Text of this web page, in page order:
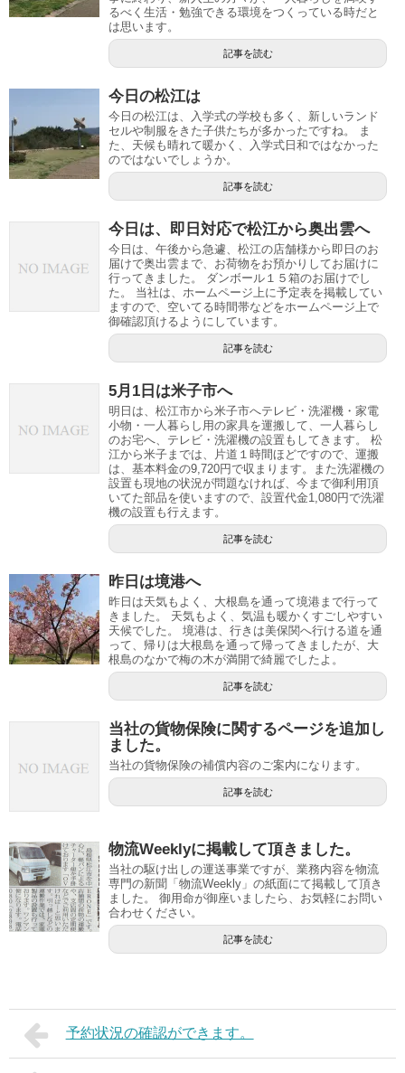
るべく生活・勉強できる環境をつくっている時だと
は思います。
記事を読む
今日の松江は
今日の松江は、入学式の学校も多く、新しいランド
セルや制服をきた子供たちが多かったですね。 ま
た、天候も晴れて暖かく、入学式日和ではなかった
のではないでしょうか。
記事を読む
今日は、即日対応で松江から奥出雲へ
今日は、午後から急遽、松江の店舗様から即日のお
届けで奥出雲まで、お荷物をお預かりしてお届けに
行ってきました。 ダンボール１５箱のお届けでし
た。 当社は、ホームページ上に予定表を掲載してい
ますので、空いてる時間帯などをホームページ上で
御確認頂けるようにしています。
記事を読む
5月1日は米子市へ
明日は、松江市から米子市へテレビ・洗濯機・家電
小物・一人暮らし用の家具を運搬して、一人暮らし
のお宅へ、テレビ・洗濯機の設置もしてきます。 松
江から米子までは、片道１時間ほどですので、運搬
は、基本料金の9,720円で収まります。また洗濯機の
設置も現地の状況が問題なければ、今まで御利用頂
いてた部品を使いますので、設置代金1,080円で洗濯
機の設置も行えます。
記事を読む
昨日は境港へ
昨日は天気もよく、大根島を通って境港まで行って
きました。 天気もよく、気温も暖かくすごしやすい
天候でした。 境港は、行きは美保関へ行ける道を通
って、帰りは大根島を通って帰ってきましたが、大
根島のなかで梅の木が満開で綺麗でしたよ。
記事を読む
当社の貨物保険に関するページを追加し
ました。
当社の貨物保険の補償内容のご案内になります。
記事を読む
物流Weeklyに掲載して頂きました。
当社の駆け出しの運送事業ですが、業務内容を物流
専門の新聞「物流Weekly」の紙面にて掲載して頂き
ました。 御用命が御座いましたら、お気軽にお問い
合わせください。
記事を読む
予約状況の確認ができます。